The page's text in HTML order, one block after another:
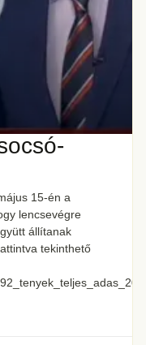
15-én a
lencsevégre
állítanak
tekinthető